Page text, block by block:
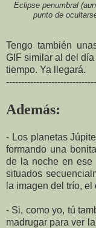
Eclipse penumbral
punto de
Tengo también
GIF similar al del
tiempo. Ya llegará.
Además:
- Los planetas
formando una
de la noche en ese
situados
la imagen del trío,
- Si, como yo, tú
madrugar para ver